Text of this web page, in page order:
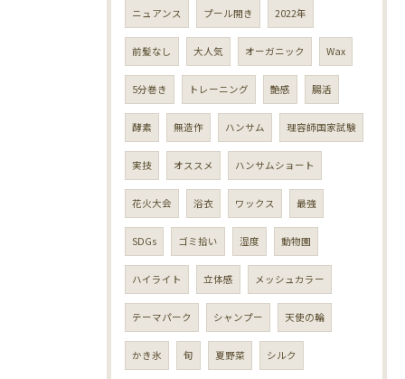
ニュアンス プール開き 2022年
前髪なし 大人気 オーガニック Wax
5分巻き トレーニング 艶感 腸活
酵素 無造作 ハンサム 理容師国家試験
実技 オススメ ハンサムショート
花火大会 浴衣 ワックス 最強
SDGs ゴミ拾い 湿度 動物園
ハイライト 立体感 メッシュカラー
テーマパーク シャンプー 天使の輪
かき氷 旬 夏野菜 シルク